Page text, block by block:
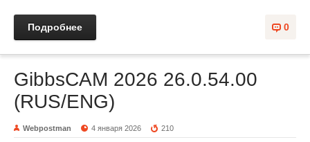
0
Подробнее
GibbsCAM 2026 26.0.54.00
(RUS/ENG)
Webpostman 4 января 2026 210